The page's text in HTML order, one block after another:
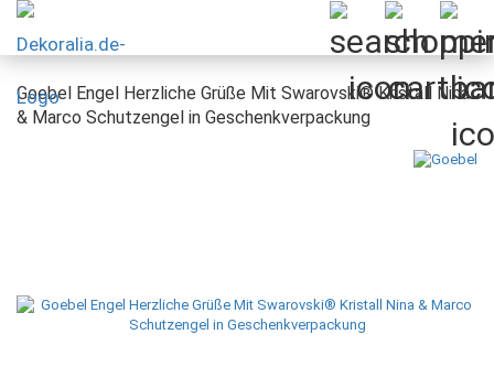
Goebel Engel Herzliche Grüße Mit Swarovski® Kristall Nina
& Marco Schutzengel in Geschenkverpackung